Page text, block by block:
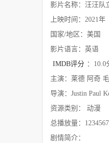
影片名称：汪汪队
上映时间：2021年
国家/地区：美国
影片语言：英语
IMDB评分 ：10.0
主演：莱德 阿奇
导演：Justin Paul
资源类别： 动漫
总播放量：
剧情简介：